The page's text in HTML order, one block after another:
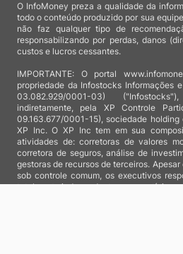
O InfoMoney preza a qualidade da
todo o conteúdo produzido por sua
não faz qualquer tipo de
responsabilizando por perdas, danos
custos e lucros cessantes.
IMPORTANTE: O portal
propriedade da Infostocks Informações
03.082.929/0001-03)
indiretamente, pela XP Controle
09.163.677/0001-15), sociedade
XP Inc. O XP Inc tem em sua
atividades de: corretoras de valores
corretora de seguros, análise de
gestoras de recursos de terceiros.
sob controle comum, os executivos
totalmente independentes e as notícias,